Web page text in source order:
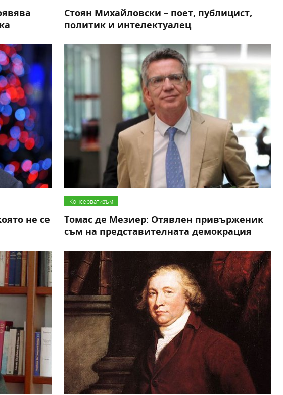
Стоян Михайловски – поет, публицист,
политик и интелектуалец
не се
Консерватизъм
Томас де Мезиер: Отявлен привърженик
съм на представителната демокрация